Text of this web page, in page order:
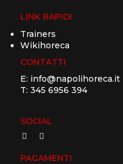
LINK RAPIDI
Trainers
Wikihoreca
CONTATTI
E: info@napolihoreca.it
T: 345 6956 394
SOCIAL
PAGAMENTI